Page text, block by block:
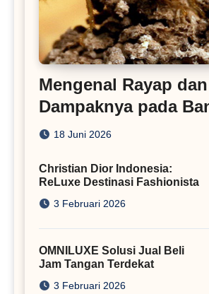
Mengenal Rayap dan
Dampaknya pada
Rumah
18 Juni 2026
Christian Dior Indonesia:
ReLuxe Destinasi Fashionista
3 Februari 2026
OMNILUXE Solusi Jual Beli
Jam Tangan Terdekat
3 Februari 2026